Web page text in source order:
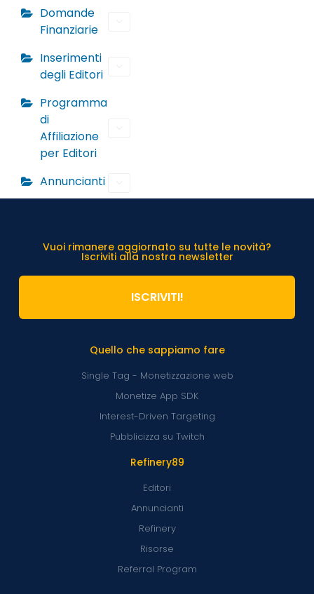
Domande
Finanziarie
Inserimenti
degli Editori
Programma
di
Affiliazione
per Editori
Annuncianti
Refinery89
Editori
Annuncianti
Refinery
Risorse
Referral Program
Quello che sappiamo fare
Single Tag - Monetizzazione web
Monetize App SDK
Interest-Driven Targeting
Pubblicizza su Twitch
Vuoi rimanere aggiornato su tutte le novità?
Iscriviti alla nostra newsletter
ISCRIVITI!